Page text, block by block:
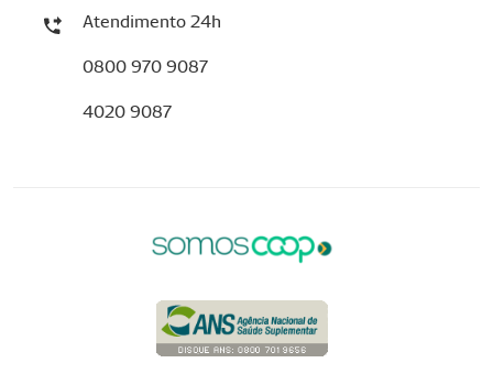
Atendimento 24h
0800 970 9087
4020 9087